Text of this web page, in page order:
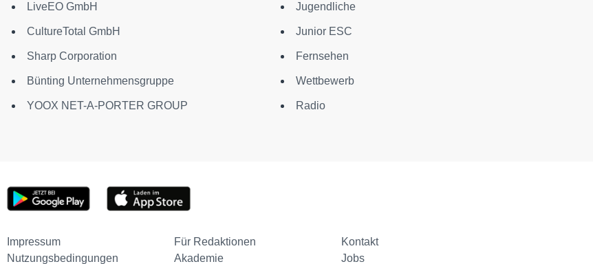
LiveEO GmbH
CultureTotal GmbH
Sharp Corporation
Bünting Unternehmensgruppe
YOOX NET-A-PORTER GROUP
Jugendliche
Junior ESC
Fernsehen
Wettbewerb
Radio
Impressum Für Redaktionen
Kontakt
Nutzungsbedingungen
Akademie Jobs